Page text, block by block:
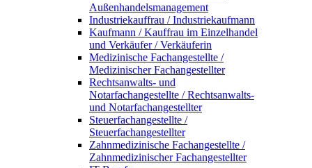
Außenhandelsmanagement
Industriekauffrau / Industriekaufmann
Kaufmann / Kauffrau im Einzelhandel
und Verkäufer / Verkäuferin
Medizinische Fachangestellte /
Medizinischer Fachangestellter
Rechtsanwalts- und
Notarfachangestellte / Rechtsanwalts-
und Notarfachangestellter
Steuerfachangestellte /
Steuerfachangestellter
Zahnmedizinische Fachangestellte /
Zahnmedizinischer Fachangestellter